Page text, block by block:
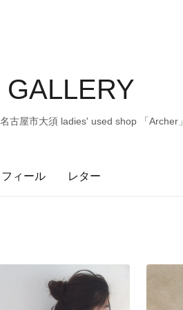
GALLERY
古屋市大須 ladies' used shop 「Archer」
ィール レター